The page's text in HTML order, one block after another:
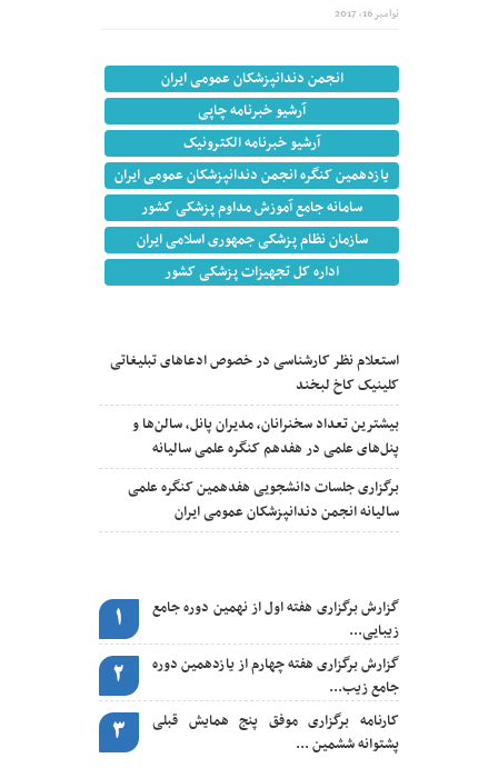
نوامبر 16, 2017
انجمن دندانپزشکان عمومی ایران
آرشیو خبرنامه چاپی
آرشیو خبرنامه الکترونیک
یازدهمین کنگره انجمن دندانپزشکان عمومی ایران
سامانه جامع آموزش مداوم پزشکی کشور
سازمان نظام پزشکی جمهوری اسلامی ایران
اداره کل تجهیزات پزشکی کشور
استعلام نظر کارشناسی در خصوص ادعاهای تبلیغاتی
کلینیک کاخ لبخند
بیشترین تعداد سخنرانان، مدیران پانل، سالن‌ها و
پنل‌های علمی در هفدهم کنگره علمی سالیانه
برگزاری جلسات دانشجویی هفدهمین کنگره علمی
سالیانه انجمن دندانپزشکان عمومی ایران
1
گزارش برگزاری هفته اول از نهمین دوره جامع
زیبایی...
2
گزارش برگزاری هفته چهارم از یازدهمین دوره
جامع زیب...
3
کارنامه برگزاری موفق پنج همایش قبلی
پشتوانه ششمین ...